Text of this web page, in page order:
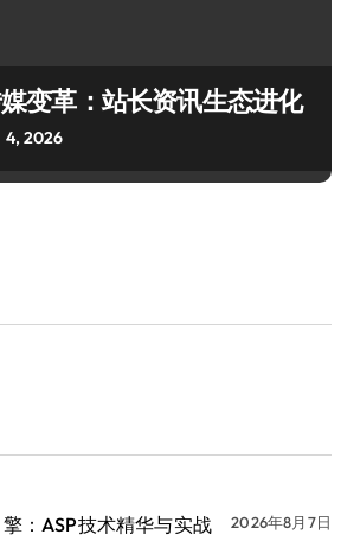
变革：站长资讯生态进化
4, 2026
：ASP技术精华与实战
2026年8月7日